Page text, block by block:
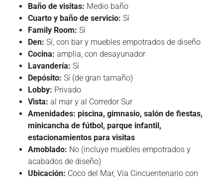
Baño de visitas: Medio baño
Cuarto y baño de servicio: Sí
Family Room: Sí
Den: Sí, con bar y muebles empotrados de diseño
Cocina: amplia, con desayunador
Lavandería: Sí
Depósito: Sí (de gran tamaño)
Lobby: Privado
Vista: al mar y al Corredor Sur
Amenidades: piscina, gimnasio, salón de fiestas,
minicancha de fútbol, parque infantil,
estacionamientos para visitas
Amoblado: No (incluye muebles empotrados y
acabados de diseño)
Ubicación: Coco del Mar, Vía Cincuentenario con